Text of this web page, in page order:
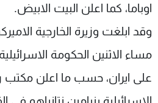
اوباما، كما اعلن البيت الابيض.
وقد ابلغت وزيرة الخارجية
مساء الاثنين الحكومة
على ايران، حسب ما اعلن مكتب